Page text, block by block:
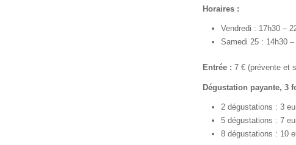
Horaires :
Vendredi : 17h30 –
Samedi 25 : 14h30
Entrée : 7 € (prévente et
Dégustation payante, 3
2 dégustations : 3
5 dégustations : 7
8 dégustations : 10